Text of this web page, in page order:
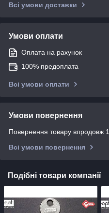
Всі умови доставки
Умови оплати
Оплата на рахунок
100% предоплата
Всі умови оплати
Умови повернення
Повернення товару впродовж
Всі умови повернення
Подібні товари компанії